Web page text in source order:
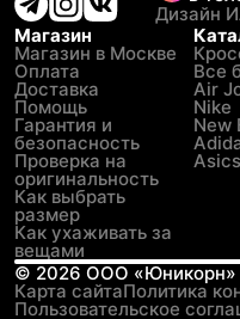
Дизайн
Магазин
Магазин в Москве
Оплата
Доставка
Помощь
Гарантия и
безопасность
Проверка на
оригинальность
Как выбрать
размер
Как ухаживать за
вещами
Все
Air
Nike
New
Asics
© 2026 ООО «Юникорн»
Карта сайтаПолитика
Пользовательское